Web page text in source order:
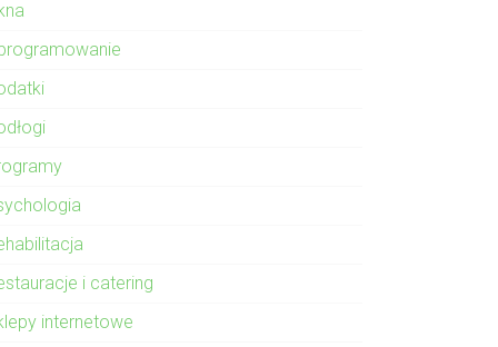
i catering
internetowe